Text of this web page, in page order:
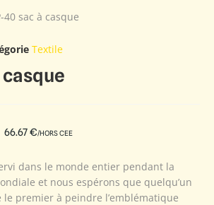
40 sac à casque
Textile
casque
66.67€/HORS CEE
dans le monde entier pendant la
et nous espérons que quelqu’un
premier à peindre l’emblématique